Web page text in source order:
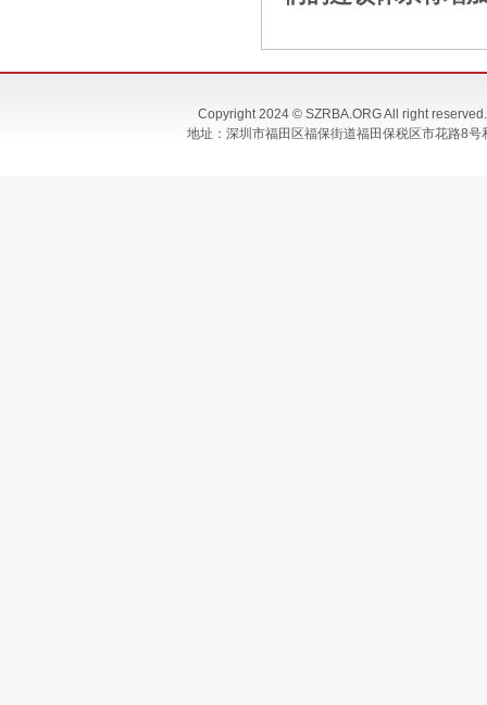
Copyright 2024 © SZRBA.ORG All right
地址：深圳市福田区福保街道福田保税区市花路8